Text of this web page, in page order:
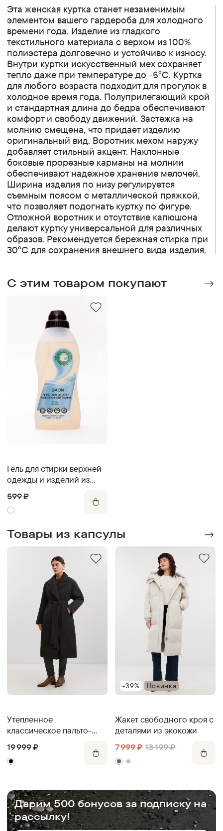
Эта женская куртка станет незаменимым
элементом вашего гардероба для холодного
времени года. Изделие из гладкого
текстильного материала с верхом из 100%
полиэстера долговечно и устойчиво к износу.
Внутри куртки искусственный мех сохраняет
тепло даже при температуре до -5°C. Куртка
для любого возраста подходит для прогулок в
холодное время года. Полуприлегающий крой
и стандартная длина до бедра обеспечивают
комфорт и свободу движений. Застежка на
молнию смещена, что придает изделию
оригинальный вид. Воротник мехом наружу
добавляет стильный акцент. Наклонные
боковые прорезные карманы на молнии
обеспечивают надежное хранение мелочей.
Ширина изделия по низу регулируется
съемным поясом с металлической пряжкой,
что позволяет подогнать куртку по фигуре.
Отложной воротник и отсутствие капюшона
делают куртку универсальной для различных
образов. Рекомендуется бережная стирка при
30°C для сохранения внешнего вида изделия.
C этим товаром покупают
Гель для стирки верхней
одежды и изделий из
599 ₽
Товары из капсулы
Утепленное
классическое пальто-
19 999 ₽
-39% Новинка
Жакет свободного кроя с
деталями из экокожи
7 999 ₽ 13 199 ₽
Дарим 500 бонусов за подписку на
рассылку!